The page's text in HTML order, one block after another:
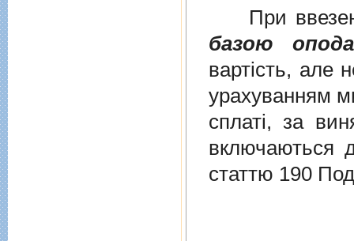
При
базою
вартість, але
урахуванням
сплаті, за
включаються
статтю 190